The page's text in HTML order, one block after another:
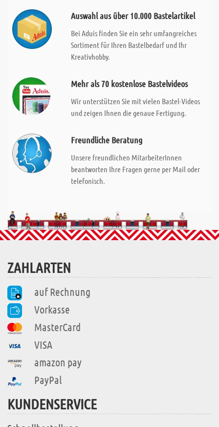
Auswahl aus über 10.000 Bastelartikel
Bei Aduis finden Sie ein sehr umfangreiches
Sortiment für Ihren Bastelbedarf und Ihr
Kreativhobby.
Mehr als 70 kostenlose Bastelvideos
Wir unterstützen Sie mit vielen Bastel-Videos
und zeigen Ihnen die genaue Fertigung.
Freundliche Beratung
Unsere freundlichen MitarbeiterInnen
beantworten Ihre Fragen gerne per Mail oder
telefonisch.
ZAHLARTEN
auf Rechnung
Vorkasse
MasterCard
VISA
amazon pay
PayPal
KUNDENSERVICE